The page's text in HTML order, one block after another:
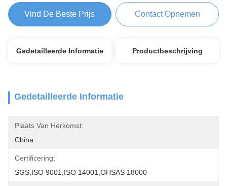
Vind De Beste Prijs Contact Opnemen
Gedetailleerde Informatie Productbeschrijving
Gedetailleerde Informatie
Plaats Van Herkomst:
China
Certificering:
SGS,ISO 9001,ISO 14001,OHSAS 18000